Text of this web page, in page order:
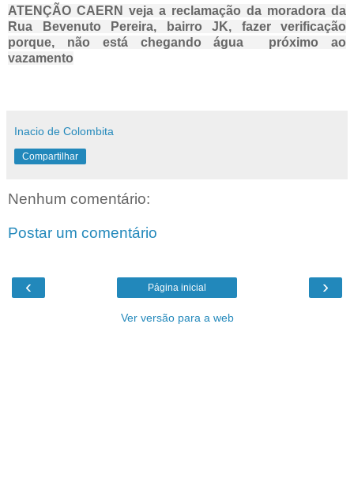
ATENÇÃO CAERN veja a reclamação da moradora da
Rua Bevenuto Pereira, bairro JK, fazer verificação
porque, não está chegando água próximo ao
vazamento
Inacio de Colombita
Compartilhar
Nenhum comentário:
Postar um comentário
‹ ›
Página inicial
Ver versão para a web